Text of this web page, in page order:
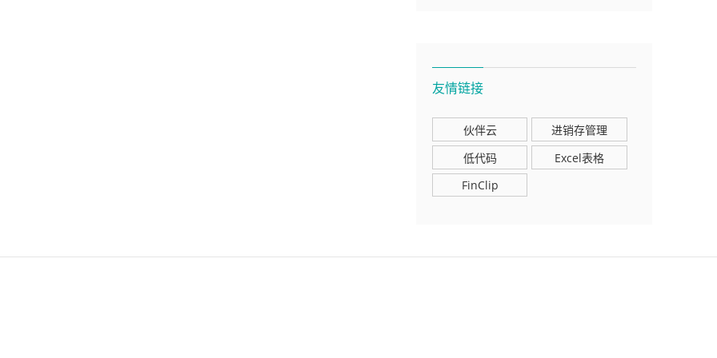
友情链接
伙伴云
进销存管理
低代码
Excel表格
FinClip